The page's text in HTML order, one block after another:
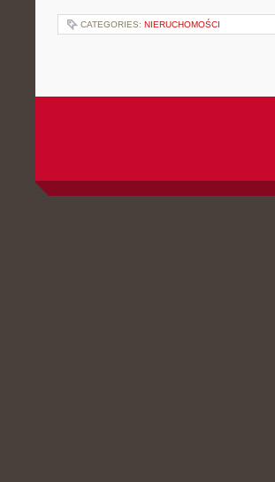
CATEGORIES: NIERUCHOMOŚCI